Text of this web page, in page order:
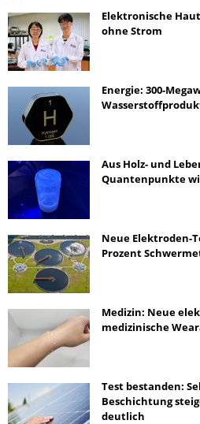
Elektronische
ohne Strom
Energie: 300-
Aus Holz- und
Quantenpunkte
Neue Elektroden-
Prozent
Medizin: Neue
medizinische
Test bestanden:
Beschichtung
deutlich